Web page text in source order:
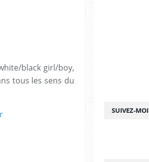
black girl/boy,
tous les sens du
SUIVEZ-MOI